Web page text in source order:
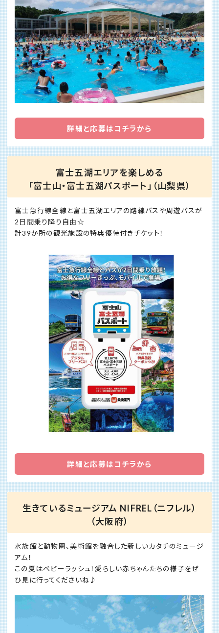
詳細と応募はコチラから
富士五湖エリアを楽しめる
「富士山・富士五湖パスポート」（山梨県）
富士急行線全線と富士五湖エリアの路線バスや周遊バスが
2日間乗り降り自由☆
計39か所の観光施設の特典優待付きチケット！
詳細と応募はコチラから
生きているミュージアム NIFREL（ニフレル）
（大阪府）
水族館と動物園、美術館を融合した新しいカタチのミュージ
アム！
この夏はベビーラッシュ！愛らしい赤ちゃんたちの様子をぜ
ひ見に行ってくださいね♪